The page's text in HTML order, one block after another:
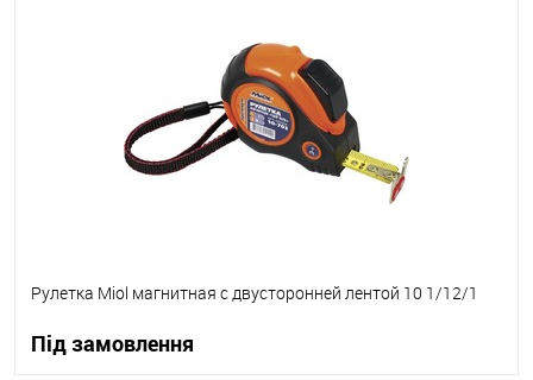
Під замовлення
Рулетка Miol магнитная с двусторонней лентой 10 1/12/1
Під замовлення